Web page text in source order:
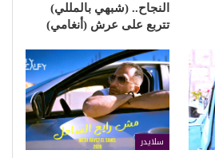
النجاح.. (شبهي بالمللي)
تتربع على عرش (أنغامي)
سلايدر